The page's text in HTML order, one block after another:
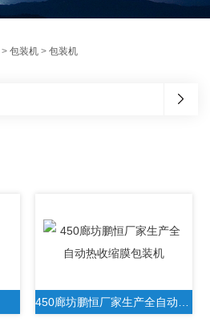
>包装机 >包装机
450廊坊鹏恒厂家生产全自动热收缩膜包装机